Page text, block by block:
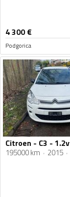
4 300€
Podgorica
195000 km 2015